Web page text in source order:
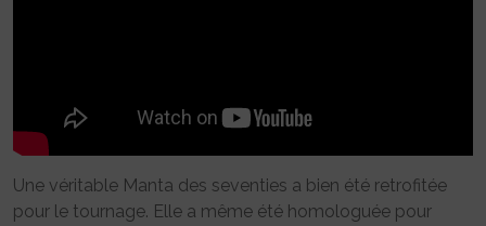
Une véritable Manta des seventies a bien été retrofitée
pour le tournage. Elle a même été homologuée pour